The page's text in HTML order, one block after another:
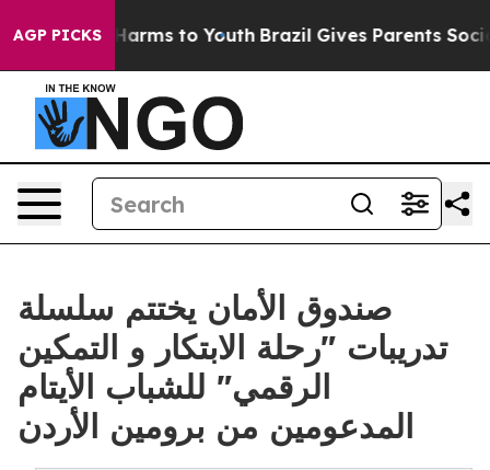
AGP PICKS
Abate Harms to Youth Brazil Gives Parents Social
صندوق الأمان يختتم سلسلة
تدريبات "رحلة الابتكار و التمكين
الرقمي" للشباب الأيتام
المدعومين من برومين الأردن